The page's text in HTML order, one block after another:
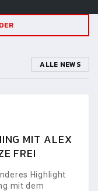
ALLE NEWS
MIT ALEX
FREI
Highlight
mit dem